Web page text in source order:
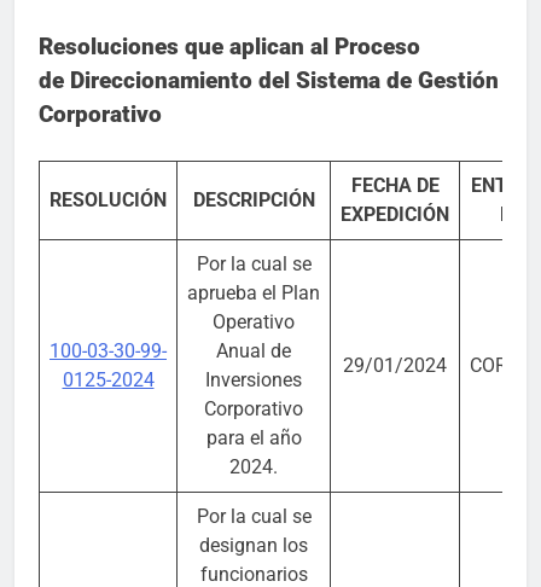
Resoluciones que aplican al Proceso
de Direccionamiento del Sistema de Gestión
Corporativo
RESOLUCIÓN DESCRIPCIÓN
FECHA DE
EXPEDICIÓN
100-03-30-99-
0125-2024
Por la cual se
aprueba el Plan
Operativo
Anual de
Inversiones
Corporativo
para el año
2024.
29/01/2024
Por la cual se
designan los
funcionarios